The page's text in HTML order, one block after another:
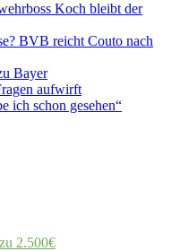
Koch bleibt der
BVB reicht Couto nach
Bayer
aufwirft
ich schon gesehen“
2.500€